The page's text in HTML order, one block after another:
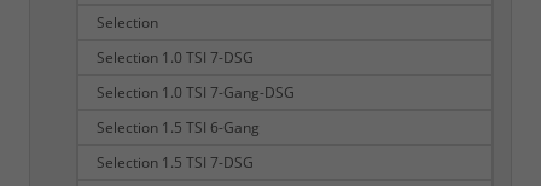
Selection
Selection 1.0 TSI 7-DSG
Selection 1.0 TSI 7-Gang-DSG
Selection 1.5 TSI 6-Gang
Selection 1.5 TSI 7-DSG